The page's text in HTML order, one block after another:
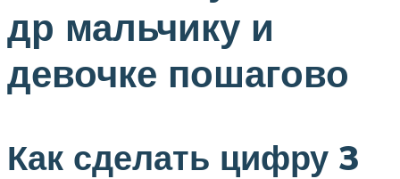
др мальчику и
девочке пошагово
Как сделать цифру 3